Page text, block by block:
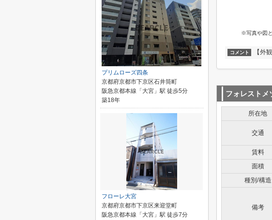
※写真や図
コメント 【外
フォレストメ
所在地
交通
賃料
面積
種別/構造
備考
プリムローズ四条
京都府京都市下京区石井筒町
阪急京都本線「大宮」駅 徒歩5分
築18年
フローレ大宮
京都府京都市下京区来迎堂町
阪急京都本線「大宮」駅 徒歩7分